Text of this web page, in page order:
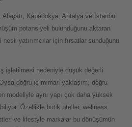
Kapadokya, Antalya ve İstanbul
potansiyeli bulunduğunu aktaran
yatırımcılar için fırsatlar sunduğunu
işletilmesi nedeniyle düşük değerli
doğru iç mimari yaklaşım, doğru
modeliyle aynı yapı çok daha yüksek
Özellikle butik oteller, wellness
ve lifestyle markalar bu dönüşümün